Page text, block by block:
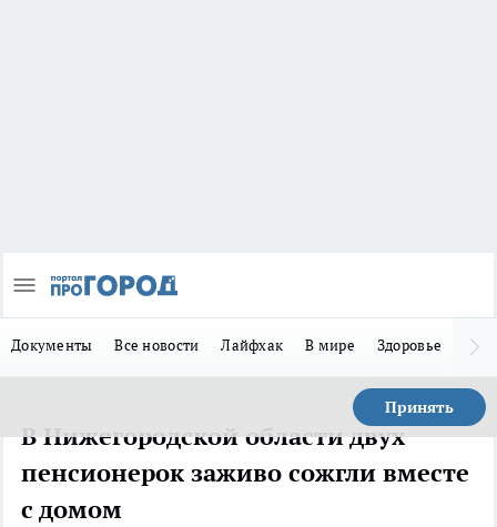
Документы Все новости Лайфхак В мире Здоровье
Принять
В Нижегородской области двух
пенсионерок заживо сожгли вместе
с домом